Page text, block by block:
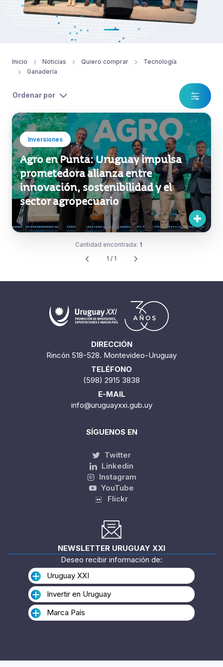
Inicio Noticias Quiero comprar
Tecnología
Ganadería
Ordenar por
Inversiones
Agro en Punta: Uruguay impulsa
prometedora alianza entre
innovación, sostenibilidad y el
sector agropecuario
Cantidad encontrada: 1
1 / 1
DIRECCIÓN
Rincón 518-528. Montevideo-Uruguay
TELÉFONO
(598) 2915 3838
E-MAIL
info@uruguayxxi.gub.uy
SÍGUENOS EN
Twitter
Linkedin
Instagram
YouTube
Flickr
NEWSLETTER URUGUAY XXI
Deseo recibir información de:
Uruguay XXI
Invertir en Uruguay
Marca País